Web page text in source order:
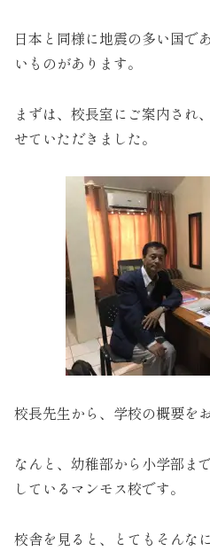
日本と同様に地震の多い国で
いものがあります。
まずは、校長室にご案内され
せていただきました。
校長先生から、学校の概要を
なんと、幼稚部から小学部ま
しているマンモス校です。
校舎を見ると、とてもそんな